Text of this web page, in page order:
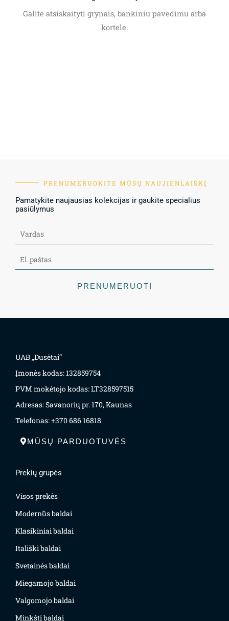
Galite atsiskaityti grynais, bankiniu pavedimu arba
kortele.
PRENUMERUOKITE MŪSŲ NAUJIENLAIŠKĮ
Pamatykite naujausias kolekcijas ir gaukite specialius
pasiūlymus
PRENUMERUOTI
UAB „Dusėtai“
Įmonės kodas: 132859754
PVM mokėtojo kodas: LT328597515
Adresas: Savanorių pr. 170, Kaunas
Telefonas: +370 686 16818
MŪSŲ PARDUOTUVĖS
Prekių grupės
Visos prekės
Modernūs baldai
Klasikiniai baldai
Itališki baldai
Svetainės baldai
Miegamojo baldai
Valgomojo baldai
Minkšti baldai